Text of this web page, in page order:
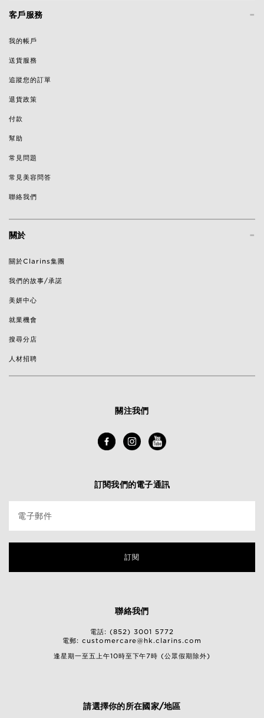
-
客戶服務
我的帳戶
送貨服務
追蹤您的訂單
退貨政策
付款
幫助
常見問題
常見美容問答
聯絡我們
-
關於
關於Clarins集團
我們的故事/承諾
美妍中心
就業機會
搜尋分店
人材招聘
關注我們
訂閱我們的電子通訊
電子郵件
訂閱
聯絡我們
電話: (852) 3001 5772
電郵: customercare@hk.clarins.com
逢星期一至五上午10時至下午7時 (公眾假期除外)
請選擇你的所在國家/地區